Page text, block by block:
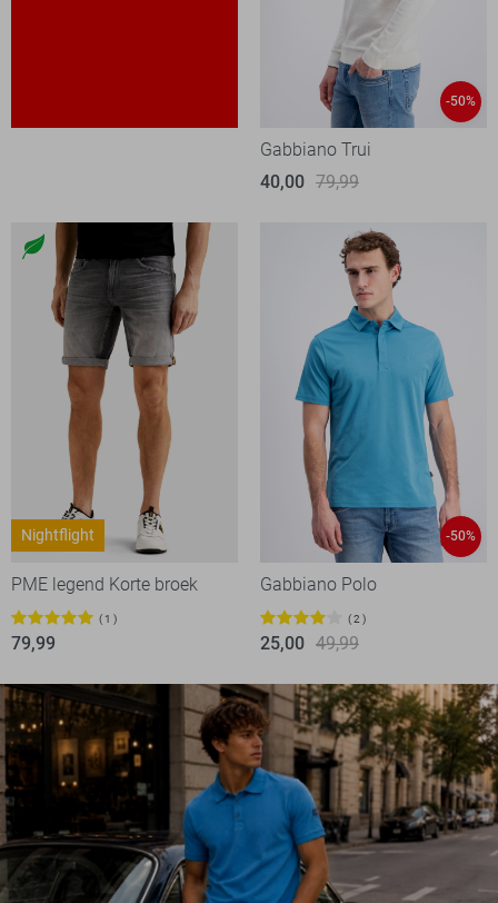
-50%
Gabbiano Trui
40,00 79,99
Nightflight
PME legend Korte broek
1
79,99
-50%
Gabbiano Polo
2
25,00 49,99